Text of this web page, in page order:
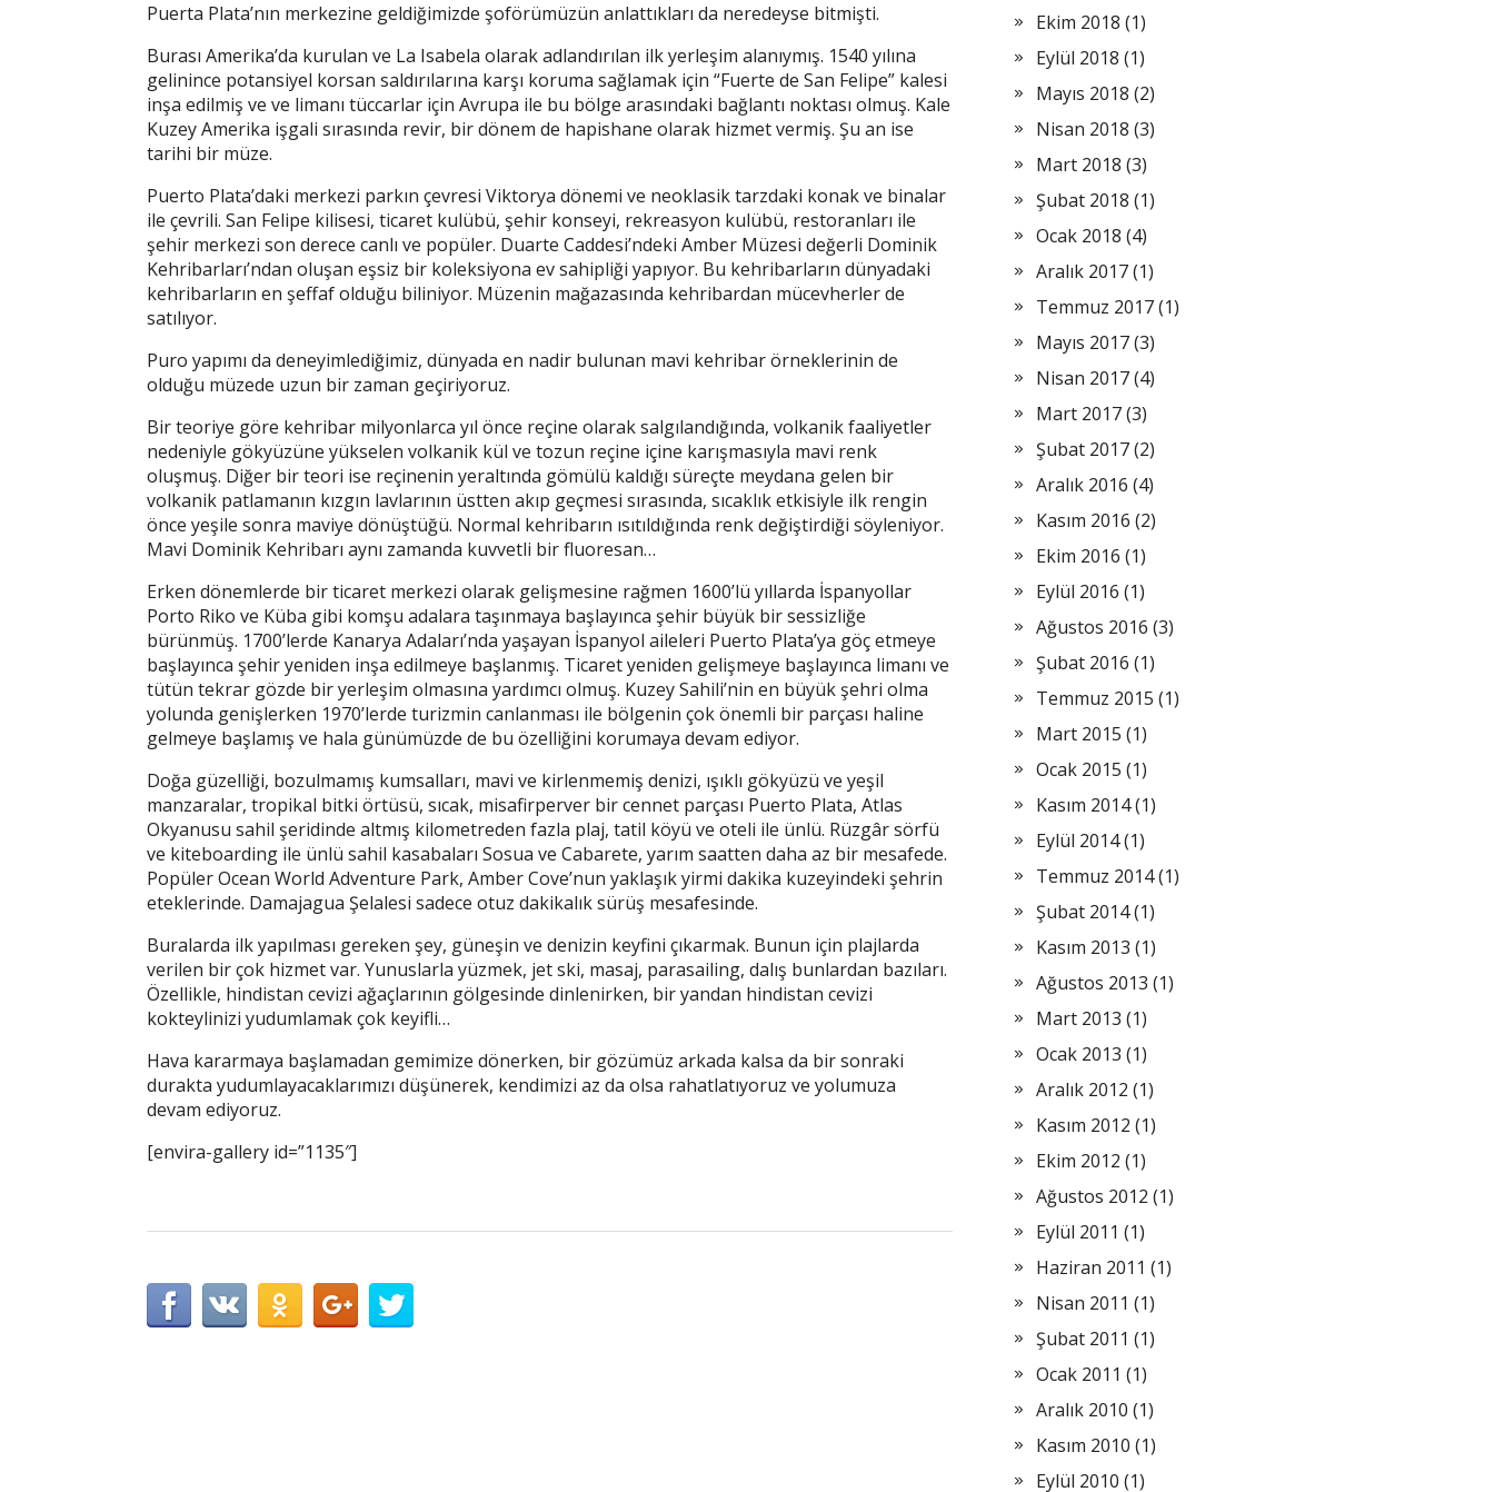
Puerta Plata’nın merkezine geldiğimizde şoförümüzün anlattıkları da neredeyse bitmişti.
Burası Amerika’da kurulan ve La Isabela olarak adlandırılan ilk yerleşim alanıymış. 1540 yılına
gelinince potansiyel korsan saldırılarına karşı koruma sağlamak için “Fuerte de San Felipe” kalesi
inşa edilmiş ve ve limanı tüccarlar için Avrupa ile bu bölge arasındaki bağlantı noktası olmuş. Kale
Kuzey Amerika işgali sırasında revir, bir dönem de hapishane olarak hizmet vermiş. Şu an ise
tarihi bir müze.
Puerto Plata’daki merkezi parkın çevresi Viktorya dönemi ve neoklasik tarzdaki konak ve binalar
ile çevrili. San Felipe kilisesi, ticaret kulübü, şehir konseyi, rekreasyon kulübü, restoranları ile
şehir merkezi son derece canlı ve popüler. Duarte Caddesi’ndeki Amber Müzesi değerli Dominik
Kehribarları’ndan oluşan eşsiz bir koleksiyona ev sahipliği yapıyor. Bu kehribarların dünyadaki
kehribarların en şeffaf olduğu biliniyor. Müzenin mağazasında kehribardan mücevherler de
satılıyor.
Puro yapımı da deneyimlediğimiz, dünyada en nadir bulunan mavi kehribar örneklerinin de
olduğu müzede uzun bir zaman geçiriyoruz.
Bir teoriye göre kehribar milyonlarca yıl önce reçine olarak salgılandığında, volkanik faaliyetler
nedeniyle gökyüzüne yükselen volkanik kül ve tozun reçine içine karışmasıyla mavi renk
oluşmuş. Diğer bir teori ise reçinenin yeraltında gömülü kaldığı süreçte meydana gelen bir
volkanik patlamanın kızgın lavlarının üstten akıp geçmesi sırasında, sıcaklık etkisiyle ilk rengin
önce yeşile sonra maviye dönüştüğü. Normal kehribarın ısıtıldığında renk değiştirdiği söyleniyor.
Mavi Dominik Kehribarı aynı zamanda kuvvetli bir fluoresan…
Erken dönemlerde bir ticaret merkezi olarak gelişmesine rağmen 1600’lü yıllarda İspanyollar
Porto Riko ve Küba gibi komşu adalara taşınmaya başlayınca şehir büyük bir sessizliğe
bürünmüş. 1700’lerde Kanarya Adaları’nda yaşayan İspanyol aileleri Puerto Plata’ya göç etmeye
başlayınca şehir yeniden inşa edilmeye başlanmış. Ticaret yeniden gelişmeye başlayınca limanı ve
tütün tekrar gözde bir yerleşim olmasına yardımcı olmuş. Kuzey Sahili’nin en büyük şehri olma
yolunda genişlerken 1970’lerde turizmin canlanması ile bölgenin çok önemli bir parçası haline
gelmeye başlamış ve hala günümüzde de bu özelliğini korumaya devam ediyor.
Doğa güzelliği, bozulmamış kumsalları, mavi ve kirlenmemiş denizi, ışıklı gökyüzü ve yeşil
manzaralar, tropikal bitki örtüsü, sıcak, misafirperver bir cennet parçası Puerto Plata, Atlas
Okyanusu sahil şeridinde altmış kilometreden fazla plaj, tatil köyü ve oteli ile ünlü. Rüzgâr sörfü
ve kiteboarding ile ünlü sahil kasabaları Sosua ve Cabarete, yarım saatten daha az bir mesafede.
Popüler Ocean World Adventure Park, Amber Cove’nun yaklaşık yirmi dakika kuzeyindeki şehrin
eteklerinde. Damajagua Şelalesi sadece otuz dakikalık sürüş mesafesinde.
Buralarda ilk yapılması gereken şey, güneşin ve denizin keyfini çıkarmak. Bunun için plajlarda
verilen bir çok hizmet var. Yunuslarla yüzmek, jet ski, masaj, parasailing, dalış bunlardan bazıları.
Özellikle, hindistan cevizi ağaçlarının gölgesinde dinlenirken, bir yandan hindistan cevizi
kokteylinizi yudumlamak çok keyifli…
Hava kararmaya başlamadan gemimize dönerken, bir gözümüz arkada kalsa da bir sonraki
durakta yudumlayacaklarımızı düşünerek, kendimizi az da olsa rahatlatıyoruz ve yolumuza
devam ediyoruz.
[envira-gallery id=”1135″]
Ekim 2018 (1)
Eylül 2018 (1)
Mayıs 2018 (2)
Nisan 2018 (3)
Mart 2018 (3)
Şubat 2018 (1)
Ocak 2018 (4)
Aralık 2017(1)
Temmuz 2017(1)
Mayıs 2017(3)
Nisan 2017(4)
Mart 2017(3)
Şubat 2017(2)
Aralık 2016 (4)
Kasım 2016 (2)
Ekim 2016 (1)
Eylül 2016 (1)
Ağustos 2016 (3)
Şubat 2016 (1)
Temmuz 2015 (1)
Mart 2015 (1)
Ocak 2015 (1)
Kasım 2014(1)
Eylül 2014(1)
Temmuz 2014(1)
Şubat 2014(1)
Kasım 2013 (1)
Ağustos 2013 (1)
Mart 2013 (1)
Ocak 2013 (1)
Aralık 2012 (1)
Kasım 2012 (1)
Ekim 2012 (1)
Ağustos 2012 (1)
Eylül 2011 (1)
Haziran 2011 (1)
Nisan 2011 (1)
Şubat 2011 (1)
Ocak 2011 (1)
Aralık 2010 (1)
Kasım 2010 (1)
Eylül 2010 (1)